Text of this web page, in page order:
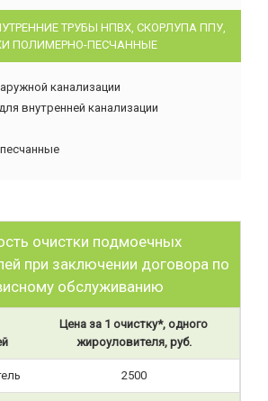
ТРУБЫ НПВХ, СКОРЛУПА ППУ,
ПОЛИМЕРНО-ПЕСЧАННЫЕ
канализации
внутренней канализации
очистки подмоечных
при заключении договора по
обслуживанию
Цена за 1 очистку*, одного
жироуловителя, руб.
2500